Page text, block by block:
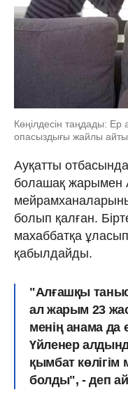
Көңілдесін таңдады: Ер
опасыздығы жайлы
Ауқатты
болашақ жарымен
болып қалған.
махаббатқа
қабылдайды.
"Алғашқы
ал жарым 23
менің анама да
Үйленер
қымбат
болды", - деп